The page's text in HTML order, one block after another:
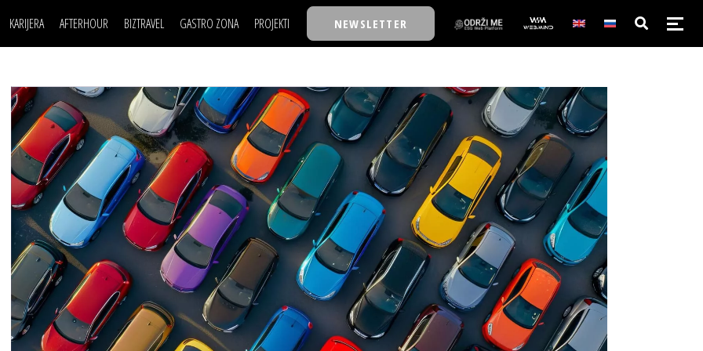
KARIJERA
LJUDI (HR)
MOJ UGAO
USAVRŠAVANJE
KNOW-HOW
AFTERHOUR
KNJIGE
AUTO SVET
STIL
WELLBEING
BIZTRAVEL GASTRO ZONA PROJEKTI
TASTY TALKS
30 ISPOD 30
BACK TO OFFICE/SCHOOL
BIZBENDOVI
BIZKOLEGIJUM
BMW BIZNIS LIGA
BIZLIFE WEEK
IZJAVA GODINE
NEWSLETTER
POSAO
MOJ UGAO
USAVRŠAVANJE
KNOW-HOW
FILM I SCENA
AUTO SVET
STIL
WELLBEING
NAJKOLEGA
30 ISPOD 30
BACK TO OFFICE/SCHOOL
BIZBENDOVI
BIZKOLEGIJUM
BMW BIZNIS LIGA
BIZLIFE WEEK
IZJAVA GODINE